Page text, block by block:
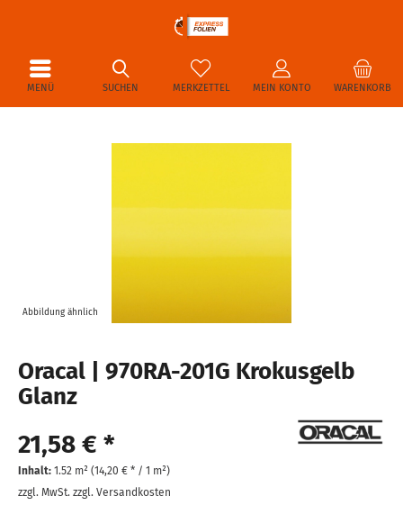
MENÜ WARENKORB
MERKZETTEL MEIN KONTO
SUCHEN
Abbildung ähnlich
Oracal | 970RA-201G Krokusgelb
Glanz
21,58 € *
Inhalt: 1.52 m² (14,20 € * / 1 m²)
zzgl. MwSt. zzgl. Versandkosten